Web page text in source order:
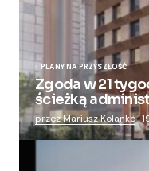
PLANY NA PRZYSZŁOŚĆ
Zgoda w 21
ścieżką
przez Mariusz Kolanko